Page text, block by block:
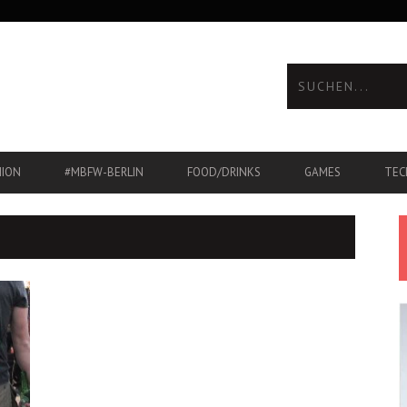
#MBFW-BERLIN FOOD/DRINKS GAMES